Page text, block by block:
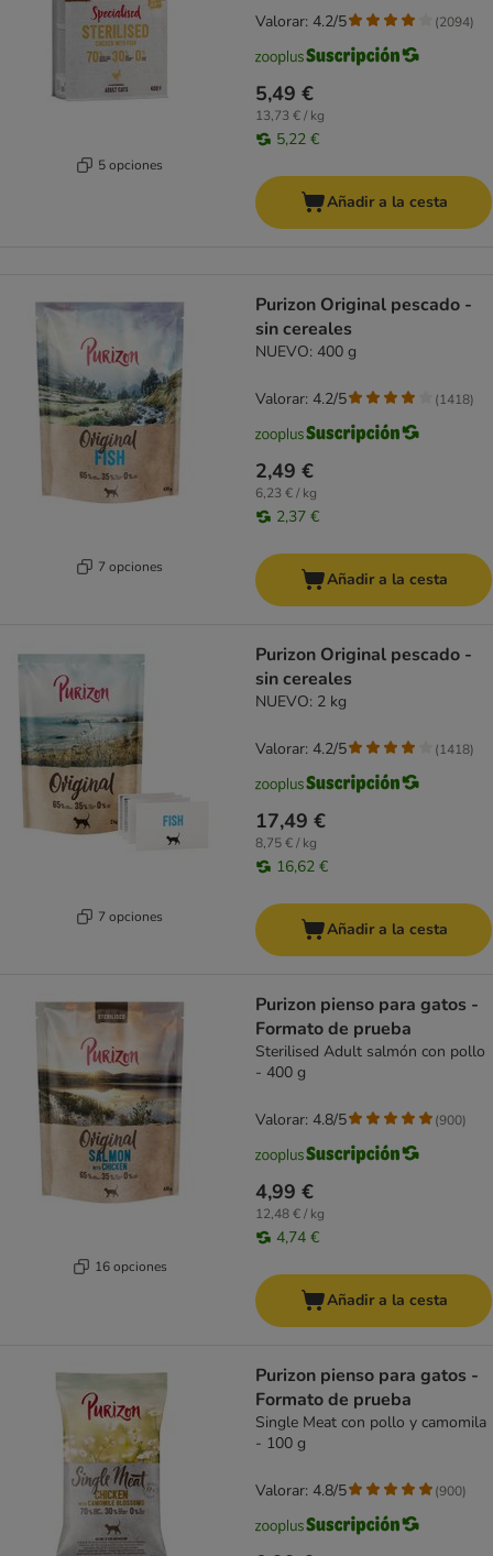
5 opciones
5,49 €
13,73 € / kg
5,22 €
Valorar: 4.2/5 (2094)
Añadir a la cesta
7 opciones
Purizon Original pescado -
sin cereales
NUEVO: 400 g
2,49 €
6,23 € / kg
2,37 €
Valorar: 4.2/5 (1418)
Añadir a la cesta
7 opciones
Purizon Original pescado -
sin cereales
NUEVO: 2 kg
17,49 €
8,75 € / kg
16,62 €
Valorar: 4.2/5 (1418)
Añadir a la cesta
16 opciones
Purizon pienso para gatos -
Formato de prueba
Sterilised Adult salmón con pollo
- 400 g
4,99 €
12,48 € / kg
4,74 €
Valorar: 4.8/5 (900)
Añadir a la cesta
Purizon pienso para gatos -
Formato de prueba
Single Meat con pollo y camomila
- 100 g
Valorar: 4.8/5 (900)